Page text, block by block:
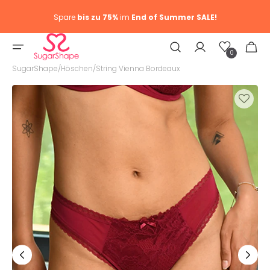
Sparebis zu 75%im End of Summer SALE!
Wunschliste
0 0
SugarShape/Höschen/String Vienna Bordeaux
Medien